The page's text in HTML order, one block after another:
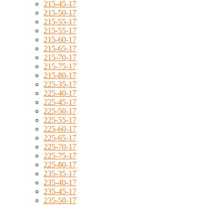
215-45-17
215-50-17
215-55-17
215-55-17
215-60-17
215-65-17
215-70-17
215-75-17
215-80-17
225-35-17
225-40-17
225-45-17
225-50-17
225-55-17
225-60-17
225-65-17
225-70-17
225-75-17
225-80-17
235-35-17
235-40-17
235-45-17
235-50-17